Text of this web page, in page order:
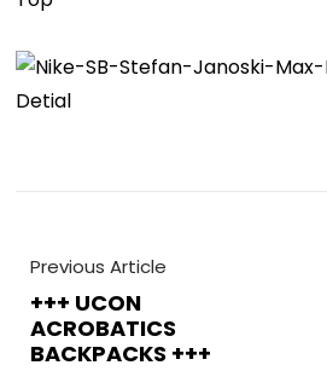
Previous Article
+++ UCON
ACROBATICS
BACKPACKS +++